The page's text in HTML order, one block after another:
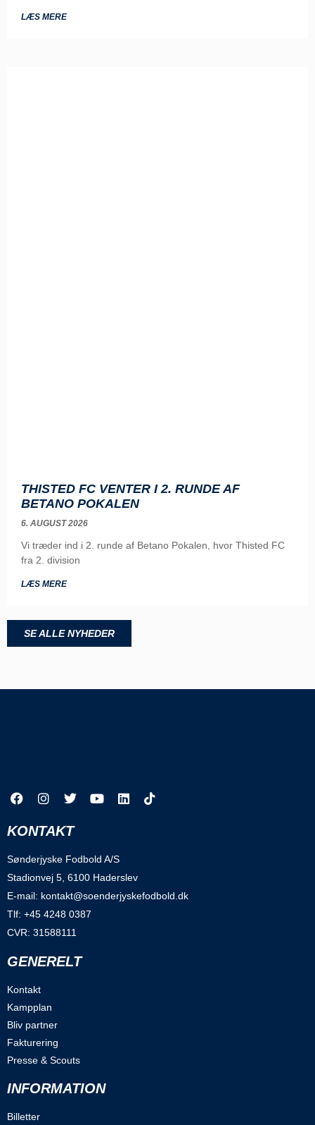
LÆS MERE
THISTED FC VENTER I 2. RUNDE AF
BETANO POKALEN
6. AUGUST 2026
Vi træder ind i 2. runde af Betano Pokalen, hvor Thisted FC
fra 2. division
LÆS MERE
SE ALLE NYHEDER
KONTAKT
Sønderjyske Fodbold A/S
Stadionvej 5, 6100 Haderslev
E-mail: kontakt@soenderjyskefodbold.dk
Tlf: +45 4248 0387
CVR: 31588111
GENERELT
Kontakt
Kampplan
Bliv partner
Fakturering
Presse & Scouts
INFORMATION
Billetter